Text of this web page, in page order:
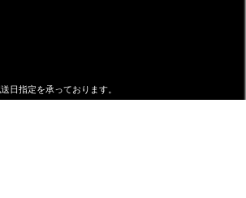
日指定を承っております。